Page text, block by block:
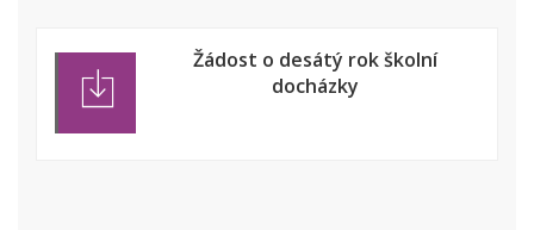
Žádost o desátý rok školní
docházky